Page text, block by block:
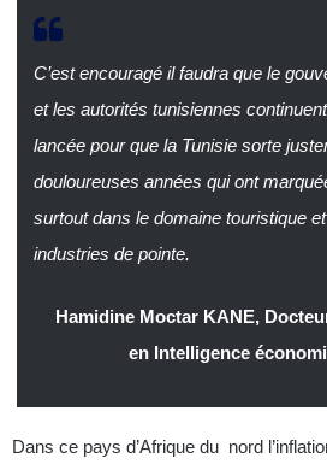
C’est encouragé il faudra que le
et les autorités tunisiennes
lancée pour que la Tunisie sorte
douloureuses années qui ont
surtout dans le domaine touristique
industries de pointe.
Hamidine Moctar KANE,
en Intelligence
Dans ce pays d’Afrique du nord